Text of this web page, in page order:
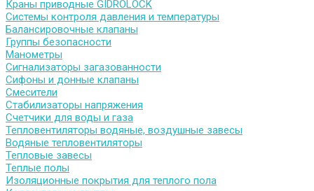
Краны приводные GIDROLOCK
Системы контроля давления и температуры
Балансировочные клапаны
Группы безопасности
Манометры
Сигнализаторы загазованности
Сифоны и донные клапаны
Смесители
Стабилизаторы напряжения
Счетчики для воды и газа
Тепловентиляторы водяные, воздушные завесы
Водяные тепловентиляторы
Тепловые завесы
Теплые полы
Изоляционные покрытия для теплого пола